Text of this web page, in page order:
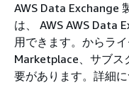
AWS Data Exchange
は、 AWS AWS Data
用できます。からラ
Marketplace、サブス
要があります。詳細に